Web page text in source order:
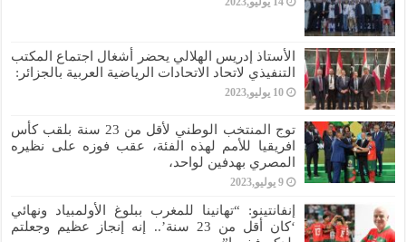
الأستاذ إدريس الهلالي يحضر أشغال اجتماع المكتب
التنفيذي لاتحاد الاتحادات الرياضية العربية بالجزائر:
10 يوليو,2023
توج المنتخب الوطني لأقل من 23 سنة بلقب كأس
افريقيا للأمم لهذه الفئة، عقب فوزه على نظيره
المصري بهدفين لواحد،
9 يوليو,2023
إنفانتينو: “تهانينا للمغرب ببلوغ الأولمبياد ونهائي
‘كان أقل من 23 سنة’.. إنه إنجاز عظيم وجعلتم